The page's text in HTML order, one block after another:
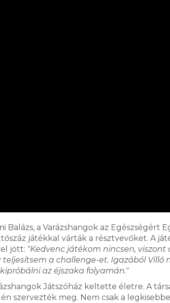
Balázs, a Varázshangok az Egészségért
játékkal várták a résztvevőket. A
jött: "Kedvenc játékom nincsen,
a challenge-et. Igazából
az éjszaka folyamán."
Játszóház keltette életre. A
szervezték meg. Nem csak a